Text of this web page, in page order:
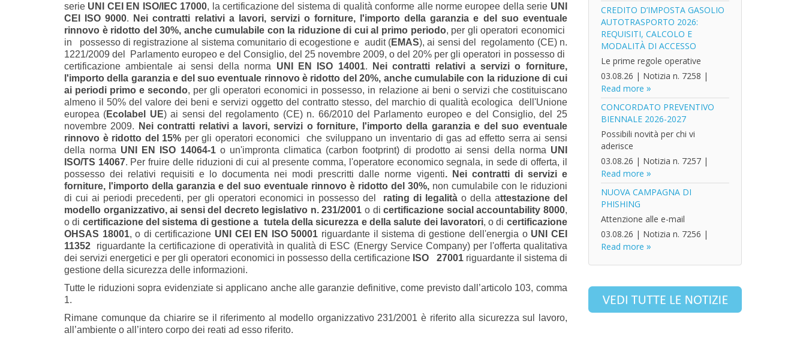
serie UNI CEI EN ISO/IEC 17000, la certificazione del sistema di qualità conforme alle norme europee della serie UNI
CEI ISO 9000.
Nei contratti relativi a lavori, servizi o forniture, l'importo della garanzia e del suo eventuale
rinnovo è ridotto del 30%, anche cumulabile con la riduzione di cui al primo periodo, per gli operatori economici
in possesso di registrazione al sistema comunitario di ecogestione e audit (EMAS), ai sensi del regolamento (CE) n.
1221/2009 del Parlamento europeo e del Consiglio, del 25 novembre 2009, o del 20% per gli operatori in possesso di
certificazione ambientale ai sensi della norma UNI EN ISO 14001.
Nei contratti relativi a servizi o forniture,
l'importo della garanzia e del suo eventuale rinnovo è ridotto del 20%, anche cumulabile con la riduzione di cui
ai periodi primo e secondo, per gli operatori economici in possesso, in relazione ai beni o servizi che costituiscano
almeno il 50% del valore dei beni e servizi oggetto del contratto stesso, del marchio di qualità ecologica dell'Unione
europea (Ecolabel UE) ai sensi del regolamento (CE) n. 66/2010 del Parlamento europeo e del Consiglio, del 25
novembre 2009.
Nei contratti relativi a lavori, servizi o forniture, l'importo della garanzia e del suo eventuale
rinnovo è ridotto del 15% per gli operatori economici che sviluppano un inventario di gas ad effetto serra ai sensi
della norma UNI EN ISO 14064-1o un'impronta climatica (carbon footprint) di prodotto ai sensi della norma UNI
ISO/TS 14067. Per fruire delle riduzioni di cui al presente comma, l'operatore economico segnala, in sede di offerta, il
possesso dei relativi requisiti e lo documenta nei modi prescritti dalle norme vigenti. Nei contratti di servizi e
forniture, l'importo della garanzia e del suo eventuale rinnovo è ridotto del 30%,non cumulabile con le riduzioni
di cui ai periodi precedenti, per gli operatori economici in possesso del rating di legalitào della attestazione del
modello organizzativo, ai sensi del decreto legislativo n. 231/2001 o dicertificazione social accountability 8000,
o di certificazione del sistema di gestione a tutela della sicurezza e della salute dei lavoratori, o di certificazione
OHSAS 18001, o di certificazione UNI CEI EN ISO 50001 riguardante il sistema di gestione dell'energia o UNI CEI
11352 riguardante la certificazione di operatività in qualità di ESC (Energy Service Company) per l'offerta qualitativa
dei servizi energetici e per gli operatori economici in possesso della certificazione ISO 27001riguardante il sistema di
gestione della sicurezza delle informazioni.
Tutte le riduzioni sopra evidenziate si applicano anche alle garanzie definitive, come previsto dall’articolo 103, comma
1.
Rimane comunque da chiarire se il riferimento al modello organizzativo 231/2001 è riferito alla sicurezza sul lavoro,
all’ambiente o all’intero corpo dei reati ad esso riferito.
CREDITO D’IMPOSTA GASOLIO
AUTOTRASPORTO 2026:
REQUISITI, CALCOLO E
MODALITÀ DI ACCESSO
Le prime regole operative
03.08.26 | Notizia n. 7258 |
Read more
CONCORDATO PREVENTIVO
BIENNALE 2026-2027
Possibili novità per chi vi
aderisce
03.08.26 | Notizia n. 7257|
Read more
NUOVA CAMPAGNA DI
PHISHING
Attenzione alle e-mail
03.08.26 | Notizia n. 7256 |
Read more